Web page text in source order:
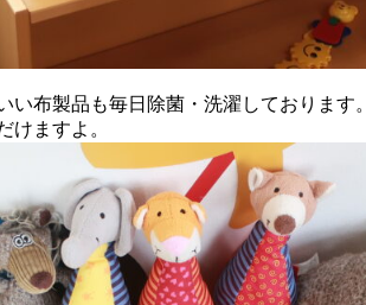
布製品も毎日除菌・洗濯しております。
けますよ。